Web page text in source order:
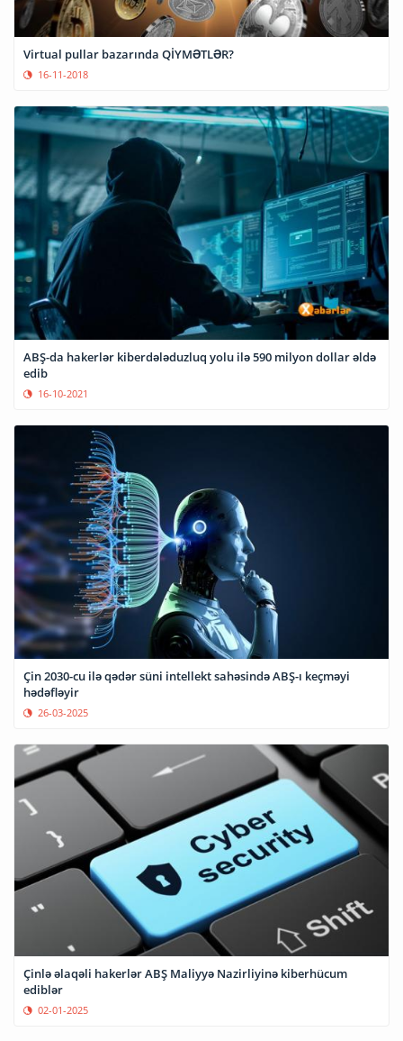
Virtual pullar bazarında QİYMƏTLƏR?
16-11-2018
ABŞ-da hakerlər kiberdələduzluq yolu ilə 590 milyon dollar əldə
edib
16-10-2021
Çin 2030-cu ilə qədər süni intellekt sahəsində ABŞ-ı keçməyi
hədəfləyir
26-03-2025
Çinlə əlaqəli hakerlər ABŞ Maliyyə Nazirliyinə kiberhücum
ediblər
02-01-2025